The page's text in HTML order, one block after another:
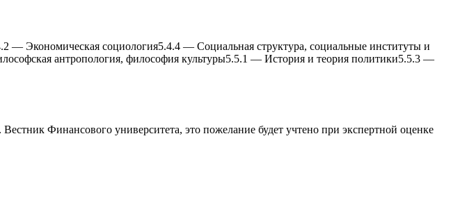
— Экономическая социология5.4.4 — Социальная структура, социальные институты и
антропология, философия культуры5.5.1 — История и теория политики5.5.3 —
Финансового университета, это пожелание будет учтено при экспертной оценке